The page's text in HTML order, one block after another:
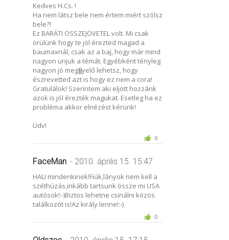
Kedves H.Cs. !
Ha nem látsz bele nem értem miért szólsz
bele?!
Ez BARÁTI ÖSSZEJÖVETEL volt. Mi csak
örülünk hogy te jól érezted magad a
baumaxnál, csak az a baj, hogy már mind
nagyon unjuk a témát. Egyébként tényleg
nagyon jó megfigyelő lehetsz, hogy
észrevetted azt is hogy ez nem a cora!
Gratulálok! Szerintem aki eljött hozzánk
azok is jól érezték magukat. Esetleg ha ez
probléma akkor elnézést kérünk!
Üdv!
0
FaceMan - 2010. április 15. 15:47
HALI mindenkinek!Fiúk,lányok nem kell a
széthúzás,inkább tartsunk össze mi USA
autósok!:-)Biztos lehetne csinálni közös
találkozót is!Az király lenne!:-)
0